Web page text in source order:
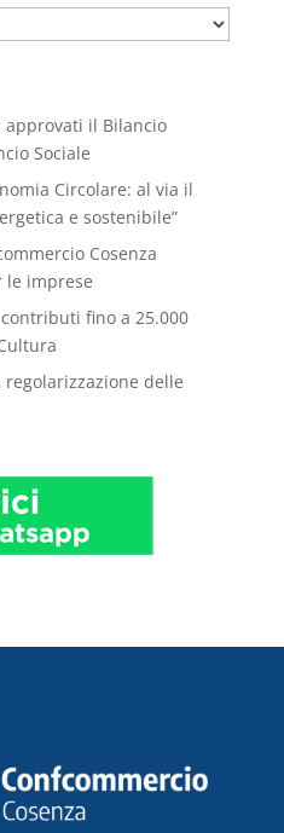
approvati il Bilancio
Sociale
Circolare: al via il
e sostenibile”
Cosenza
le imprese
fino a 25.000
regolarizzazione delle